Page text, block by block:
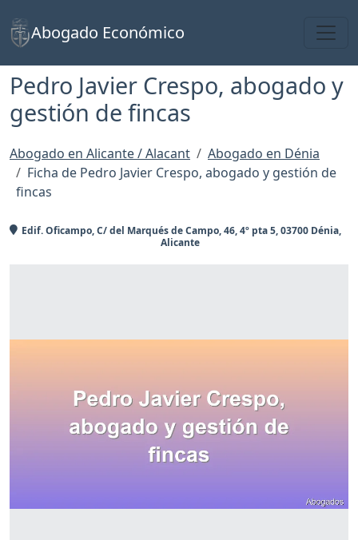
Abogado Económico
Pedro Javier Crespo, abogado y
gestión de fincas
Abogado en Alicante / Alacant
Abogado en Dénia
Ficha de Pedro Javier Crespo, abogado y gestión de
fincas
Edif. Oficampo, C/ del Marqués de Campo, 46, 4º pta 5, 03700 Dénia,
Alicante